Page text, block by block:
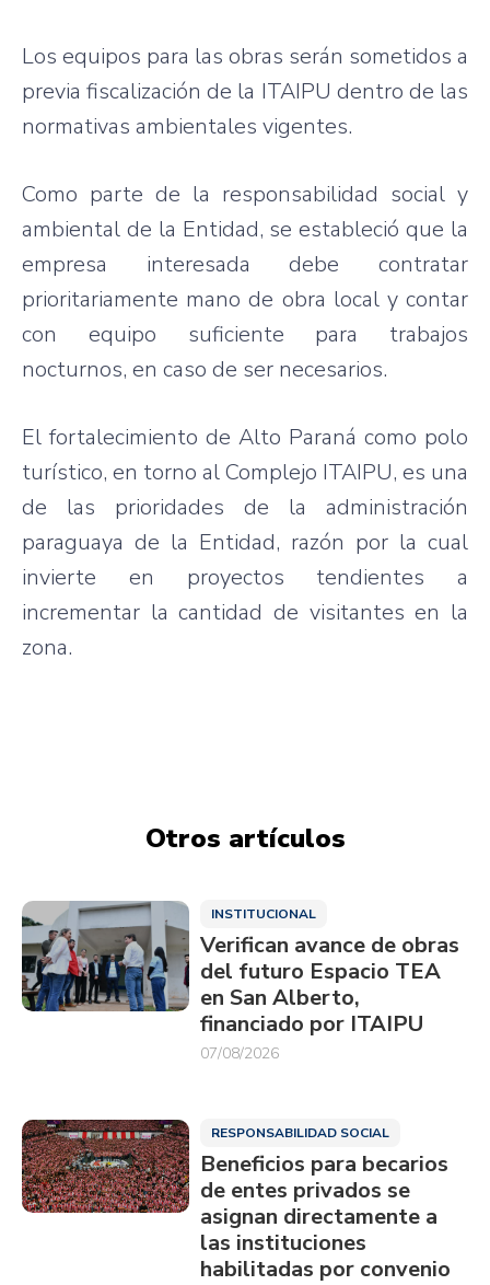
Los equipos para las obras serán sometidos a
previa fiscalización de la ITAIPU dentro de las
normativas ambientales vigentes.
Como parte de la responsabilidad social y
ambiental de la Entidad, se estableció que la
empresa interesada debe contratar
prioritariamente mano de obra local y contar
con equipo suficiente para trabajos
nocturnos, en caso de ser necesarios.
El fortalecimiento de Alto Paraná como polo
turístico, en torno al Complejo ITAIPU, es una
de las prioridades de la administración
paraguaya de la Entidad, razón por la cual
invierte en proyectos tendientes a
incrementar la cantidad de visitantes en la
zona.
Otros artículos
INSTITUCIONAL
Verifican avance de obras
del futuro Espacio TEA
en San Alberto,
financiado por ITAIPU
07/08/2026
RESPONSABILIDAD SOCIAL
Beneficios para becarios
de entes privados se
asignan directamente a
las instituciones
habilitadas por convenio